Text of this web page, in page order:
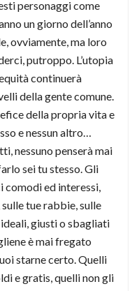
personaggi come
un giorno dell’anno
ovviamente, ma loro
putroppo. L’utopia
continuerà
della gente comune.
della propria vita e
e nessun altro…
nessuno penserà mai
sei tu stesso. Gli
comodi ed interessi,
tue rabbie, sulle
giusti o sbagliati
è mai fregato
starne certo. Quelli
e gratis, quelli non gli